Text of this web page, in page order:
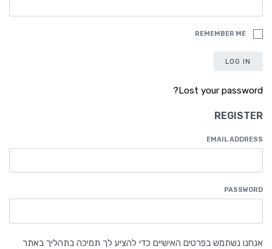
REMEMBER ME
LOG IN
Lost your password?
REGISTER
EMAIL ADDRESS
PASSWORD
אנחנו נשתמש בפרטים האישיים כדי להציע לך תמיכה בתהליך באתר